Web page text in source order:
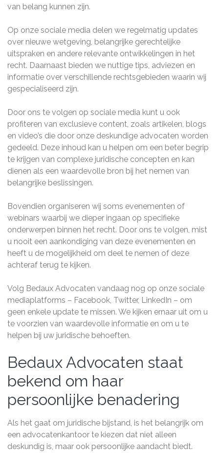
van belang kunnen zijn.
Op onze sociale media delen we regelmatig updates
over nieuwe wetgeving, belangrijke gerechtelijke
uitspraken en andere relevante ontwikkelingen in het
recht. Daarnaast bieden we nuttige tips, adviezen en
informatie over verschillende rechtsgebieden waarin wij
gespecialiseerd zijn.
Door ons te volgen op sociale media kunt u ook
profiteren van exclusieve content, zoals artikelen, blogs
en video’s die door onze deskundige advocaten worden
gedeeld. Deze inhoud kan u helpen om een beter begrip
te krijgen van complexe juridische concepten en kan
dienen als een waardevolle bron bij het nemen van
belangrijke beslissingen.
Bovendien organiseren wij soms evenementen of
webinars waarbij we dieper ingaan op specifieke
onderwerpen binnen het recht. Door ons te volgen, mist
u nooit een aankondiging van deze evenementen en
heeft u de mogelijkheid om deel te nemen of deze
achteraf terug te kijken.
Volg Bedaux Advocaten vandaag nog op onze sociale
mediaplatforms – Facebook, Twitter, LinkedIn – om
geen enkele update te missen. We kijken ernaar uit om u
te voorzien van waardevolle informatie en om u te
helpen bij uw juridische behoeften.
Bedaux Advocaten staat
bekend om haar
persoonlijke benadering
Als het gaat om juridische bijstand, is het belangrijk om
een advocatenkantoor te kiezen dat niet alleen
deskundig is, maar ook persoonlijke aandacht biedt.